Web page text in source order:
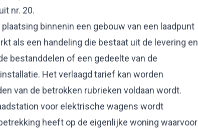
nr. 20.
binnenin een gebouw van een laadpunt
als een handeling die bestaat uit de levering en
bestanddelen of een gedeelte van de
Het verlaagd tarief kan worden
van de betrokken rubrieken voldaan wordt.
voor elektrische wagens wordt
heeft op de eigenlijke woning waarvoor